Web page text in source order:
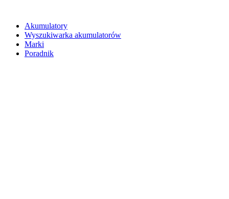
Akumulatory
Wyszukiwarka akumulatorów
Marki
Poradnik